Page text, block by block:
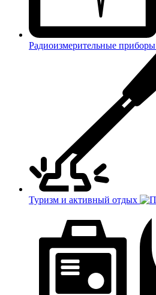
Радиоизмерительные приборы
Туризм и активный отдых